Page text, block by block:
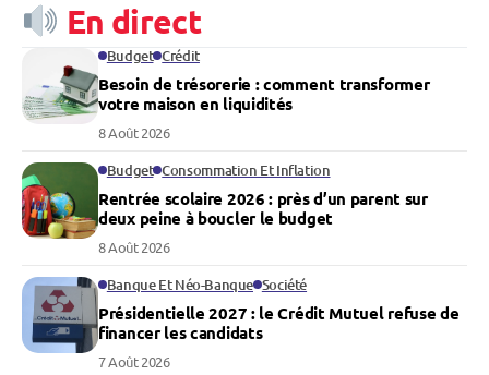
En direct
Budget Crédit
Besoin de trésorerie : comment transformer
votre maison en liquidités
8 Août 2026
Budget Consommation Et Inflation
Rentrée scolaire 2026 : près d’un parent sur
deux peine à boucler le budget
8 Août 2026
Banque Et Néo-Banque Société
Présidentielle 2027 : le Crédit Mutuel refuse de
financer les candidats
7 Août 2026